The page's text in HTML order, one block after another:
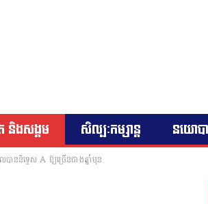
និងសង្គម សិល្បៈកម្សាន្ត នយោប
ាននិទ្ទេស A ឱ្យច្រើនជាងឆ្នាំមុន